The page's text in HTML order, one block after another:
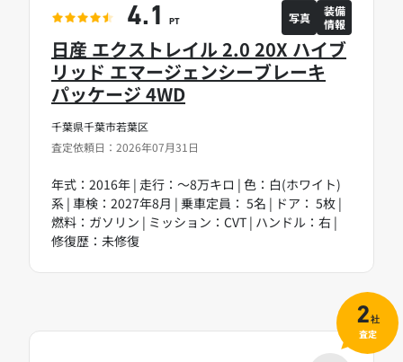
千葉県千葉市若葉区
査定依頼日：2026年07月31日
日産 エクストレイル 2.0 20X ハイブ
リッド エマージェンシーブレーキ
パッケージ 4WD
年式：2016年 | 走行：～8万キロ | 色：白(ホワイト)
系 | 車検：2027年8月 | 乗車定員： 5名 | ドア： 5枚 |
燃料：ガソリン | ミッション：CVT | ハンドル：右 |
修復歴：未修復
4.1 PT 写真
装備
情報
2社
査定